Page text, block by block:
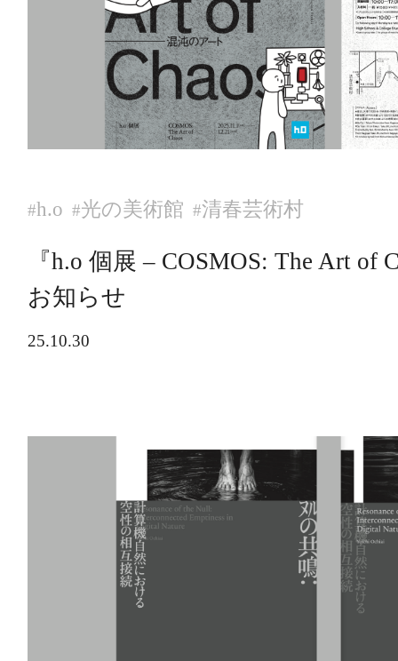
#h.o #光の美術館 #清春芸術村
『h.o 個展 – COSMOS: The Art of
お知らせ
25.10.30